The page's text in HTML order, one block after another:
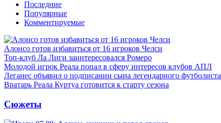
Последние
Популярные
Комментируемые
Алонсо готов избавиться от 16 игроков Челси
Топ-клуб Ла Лиги заинтересовался Ромеро
Молодой игрок Реала попал в сферу интересов клубов АПЛ
Леганес объявил о подписании сына легендарного футболиста
Вратарь Реала Куртуа готовится к старту сезона
Сюжеты